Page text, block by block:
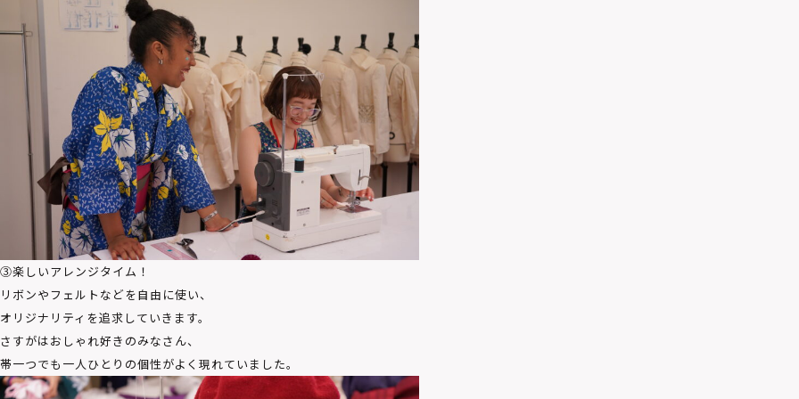
③楽しいアレンジタイム！
リボンやフェルトなどを自由に使い、
オリジナリティを追求していきます。
さすがはおしゃれ好きのみなさん、
帯一つでも一人ひとりの個性がよく現れていました。